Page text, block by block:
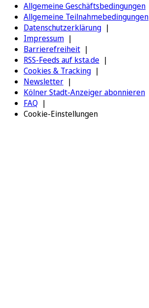
Allgemeine Geschäftsbedingungen
Allgemeine Teilnahmebedingungen
Datenschutzerklärung
Impressum
Barrierefreiheit
RSS-Feeds auf ksta.de
Cookies & Tracking
Newsletter
Kölner Stadt-Anzeiger abonnieren
FAQ
Cookie-Einstellungen